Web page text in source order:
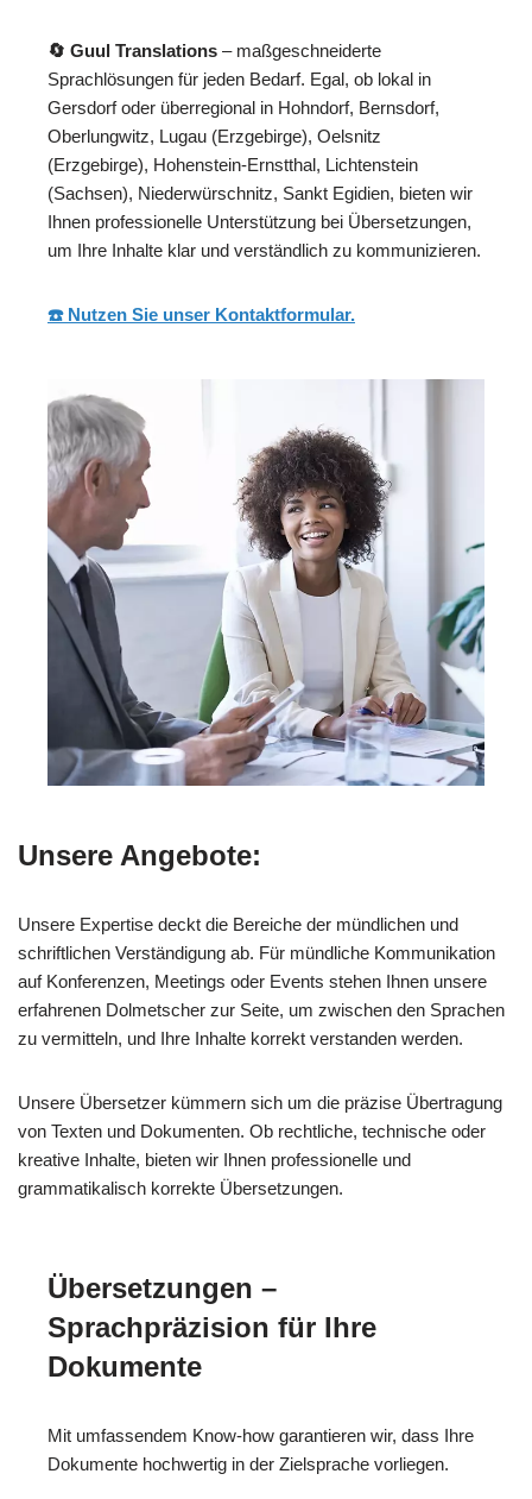
🔄 Guul Translations – maßgeschneiderte
Sprachlösungen für jeden Bedarf. Egal, ob lokal in
Gersdorf oder überregional in Hohndorf, Bernsdorf,
Oberlungwitz, Lugau (Erzgebirge), Oelsnitz
(Erzgebirge), Hohenstein-Ernstthal, Lichtenstein
(Sachsen), Niederwürschnitz, Sankt Egidien, bieten wir
Ihnen professionelle Unterstützung bei Übersetzungen,
um Ihre Inhalte klar und verständlich zu kommunizieren.
☎️ Nutzen Sie unser Kontaktformular.
Unsere Angebote:
Unsere Expertise deckt die Bereiche der mündlichen und
schriftlichen Verständigung ab. Für mündliche Kommunikation
auf Konferenzen, Meetings oder Events stehen Ihnen unsere
erfahrenen Dolmetscher zur Seite, um zwischen den Sprachen
zu vermitteln, und Ihre Inhalte korrekt verstanden werden.
Unsere Übersetzer kümmern sich um die präzise Übertragung
von Texten und Dokumenten. Ob rechtliche, technische oder
kreative Inhalte, bieten wir Ihnen professionelle und
grammatikalisch korrekte Übersetzungen.
Übersetzungen –
Sprachpräzision für Ihre
Dokumente
Mit umfassendem Know-how garantieren wir, dass Ihre
Dokumente hochwertig in der Zielsprache vorliegen.